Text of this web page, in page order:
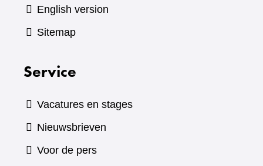
English version
Sitemap
Service
Vacatures en stages
Nieuwsbrieven
Voor de pers